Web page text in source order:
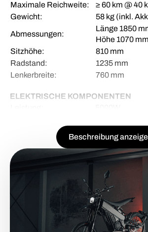
Maximale Reichweite:
≥ 60 km @ 40
Gewicht:
58 kg (inkl.
Abmessungen:
Länge 1850
Höhe 1070 mm
Sitzhöhe:
810 mm
Radstand:
1235 mm
Lenkerbreite:
760 mm
ELEKTRISCHE KOMPONENTEN
Gewicht Akku:
LG Brand
Rekuperation:
4-stufig
Beschreibung